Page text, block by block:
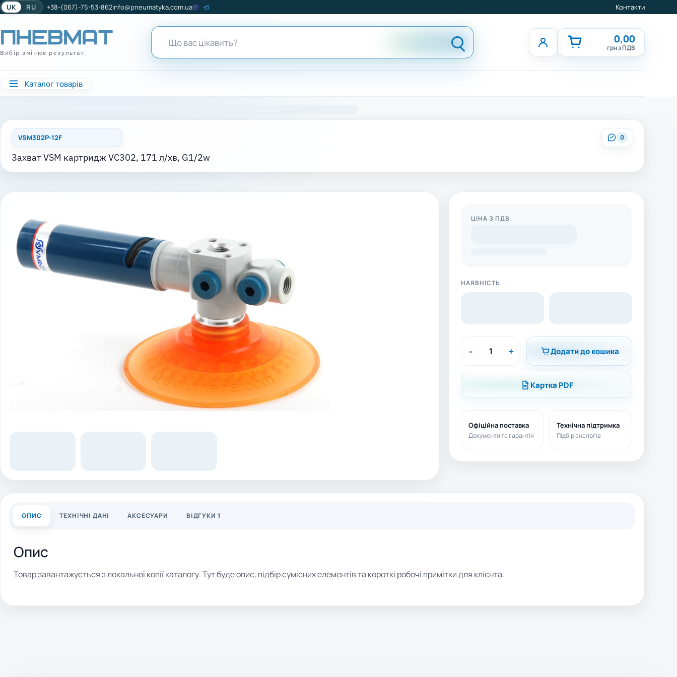
UK RU +38-(067)-75-53-862info@pneumatyka.com.ua Контакти
Вибір змінює результат.
0,00
грн з ПДВ
Каталог товарів
0
VSM302P-12F
Захват VSM картридж VC302, 171 л/хв, G1/2w
ЦІНА З ПДВ
НАЯВНІСТЬ
- + Додати до кошика
Картка PDF
Офіційна поставка
Документи та гарантія
Технічна підтримка
Підбір аналогів
ОПИС ТЕХНІЧНІ ДАНІ АКСЕСУАРИ ВІДГУКИ 1
Опис
Товар завантажується з локальної копії каталогу. Тут буде опис, підбір сумісних елементів та короткі робочі примітки для клієнта.